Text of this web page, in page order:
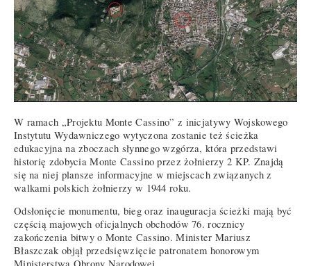
W ramach „Projektu Monte Cassino” z inicjatywy Wojskowego
Instytutu Wydawniczego wytyczona zostanie też ścieżka
edukacyjna na zboczach słynnego wzgórza, która przedstawi
historię zdobycia Monte Cassino przez żołnierzy 2 KP. Znajdą
się na niej plansze informacyjne w miejscach związanych z
walkami polskich żołnierzy w 1944 roku.
Odsłonięcie monumentu, bieg oraz inauguracja ścieżki mają być
częścią majowych oficjalnych obchodów 76. rocznicy
zakończenia bitwy o Monte Cassino. Minister Mariusz
Błaszczak objął przedsięwzięcie patronatem honorowym